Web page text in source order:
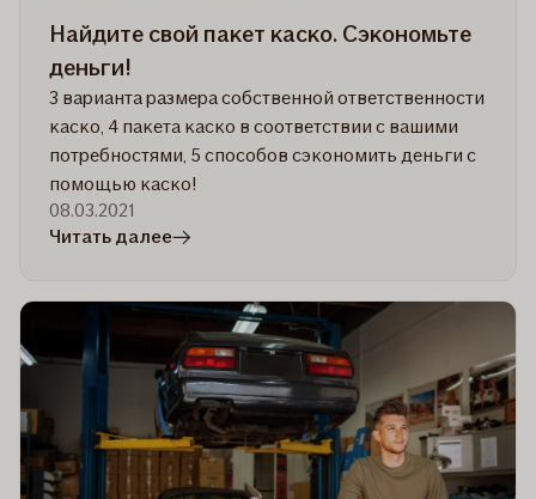
Найдите свой пакет каско. Сэкономьте
деньги!
3 варианта размера собственной ответственности
каско, 4 пакета каско в соответствии с вашими
потребностями, 5 способов сэкономить деньги с
помощью каско!
08.03.2021
Читать далеев
пакет
каско.
Сэкономьте
деньги!